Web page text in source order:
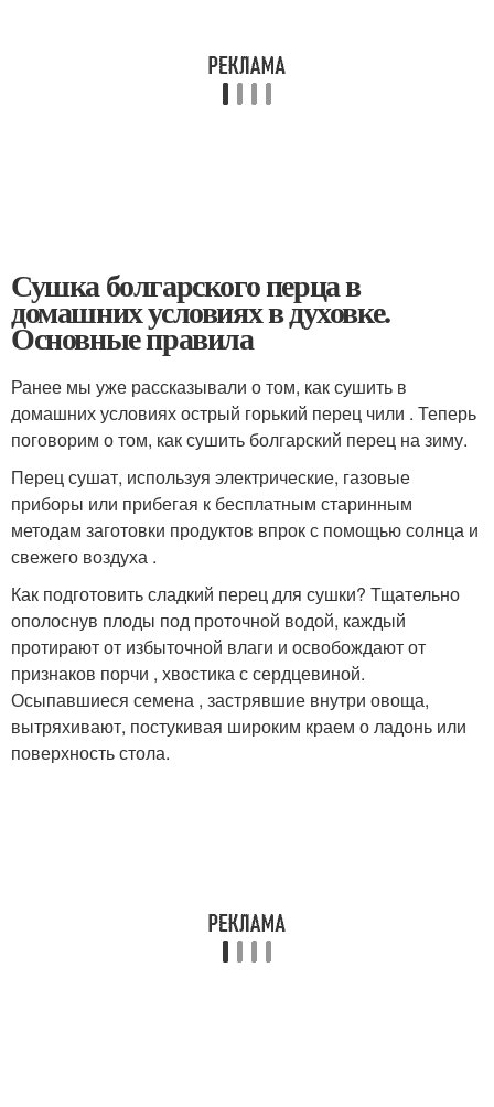
Сушка болгарского перца в
домашних условиях в духовке.
Основные правила
Ранее мы уже рассказывали о том, как сушить в
домашних условиях острый горький перец чили . Теперь
поговорим о том, как сушить болгарский перец на зиму.
Перец сушат, используя электрические, газовые
приборы или прибегая к бесплатным старинным
методам заготовки продуктов впрок с помощью солнца и
свежего воздуха .
Как подготовить сладкий перец для сушки? Тщательно
ополоснув плоды под проточной водой, каждый
протирают от избыточной влаги и освобождают от
признаков порчи , хвостика с сердцевиной.
Осыпавшиеся семена , застрявшие внутри овоща,
вытряхивают, постукивая широким краем о ладонь или
поверхность стола.